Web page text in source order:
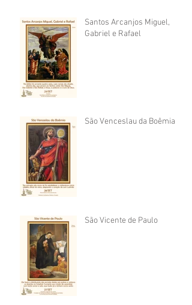
Santos Arcanjos Miguel,
Gabriel e Rafael
São Venceslau da Boêmia
São Vicente de Paulo